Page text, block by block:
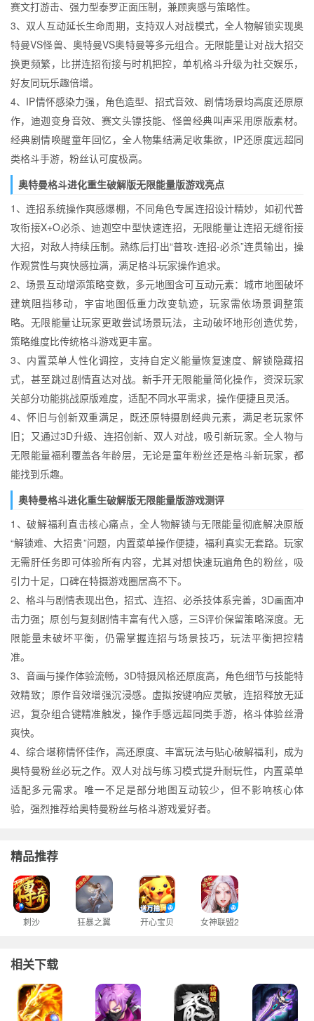
赛文打游击、强力型泰罗正面压制，兼顾爽感与策略性。
3、双人互动延长生命周期，支持双人对战模式，全人物解锁实现奥
特曼VS怪兽、奥特曼VS奥特曼等多元组合。无限能量让对战大招交
换更频繁，比拼连招衔接与时机把控，单机格斗升级为社交娱乐，
好友同玩乐趣倍增。
4、IP情怀感染力强，角色造型、招式音效、剧情场景均高度还原原
作，迪迦变身音效、赛文头镖技能、怪兽经典叫声采用原版素材。
经典剧情唤醒童年回忆，全人物集结满足收集欲，IP还原度远超同
类格斗手游，粉丝认可度极高。
奥特曼格斗进化重生破解版无限能量版游戏亮点
1、连招系统操作爽感爆棚，不同角色专属连招设计精妙，如初代普
攻衔接X+O必杀、迪迦空中型快速连招，无限能量让连招无缝衔接
大招，对敌人持续压制。熟练后打出“普攻-连招-必杀”连贯输出，操
作观赏性与爽快感拉满，满足格斗玩家操作追求。
2、场景互动增添策略变数，多元地图含可互动元素：城市地图破坏
建筑阻挡移动，宇宙地图低重力改变轨迹，玩家需依场景调整策
略。无限能量让玩家更敢尝试场景玩法，主动破坏地形创造优势，
策略维度比传统格斗游戏更丰富。
3、内置菜单人性化调控，支持自定义能量恢复速度、解锁隐藏招
式，甚至跳过剧情直达对战。新手开无限能量简化操作，资深玩家
关部分功能挑战原版难度，适配不同水平需求，操作便捷且灵活。
4、怀旧与创新双重满足，既还原特摄剧经典元素，满足老玩家怀
旧；又通过3D升级、连招创新、双人对战，吸引新玩家。全人物与
无限能量福利覆盖各年龄层，无论是童年粉丝还是格斗新玩家，都
能找到乐趣。
奥特曼格斗进化重生破解版无限能量版游戏测评
1、破解福利直击核心痛点，全人物解锁与无限能量彻底解决原版
“解锁难、大招贵”问题，内置菜单操作便捷，福利真实无套路。玩家
无需肝任务即可体验所有内容，尤其对想快速玩遍角色的粉丝，吸
引力十足，口碑在特摄游戏圈居高不下。
2、格斗与剧情表现出色，招式、连招、必杀技体系完善，3D画面冲
击力强；原创与复刻剧情丰富有代入感，三S评价保留策略深度。无
限能量未破坏平衡，仍需掌握连招与场景技巧，玩法平衡把控精
准。
3、音画与操作体验流畅，3D特摄风格还原度高，角色细节与技能特
效精致；原作音效增强沉浸感。虚拟按键响应灵敏，连招释放无延
迟，复杂组合键精准触发，操作手感远超同类手游，格斗体验丝滑
爽快。
4、综合堪称情怀佳作，高还原度、丰富玩法与贴心破解福利，成为
奥特曼粉丝必玩之作。双人对战与练习模式提升耐玩性，内置菜单
适配多元需求。唯一不足是部分地图互动较少，但不影响核心体
验，强烈推荐给奥特曼粉丝与格斗游戏爱好者。
精品推荐
刺沙 狂暴之翼 开心宝贝 女神联盟2
相关下载